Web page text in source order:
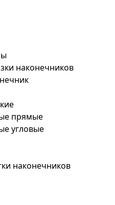
наконечников
прямые
угловые
наконечников